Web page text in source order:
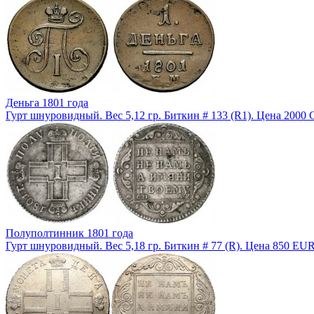
Деньга 1801 года
Гурт шнуровидный. Вес 5,12 гр. Биткин # 133 (R1). Цена 2000
Полуполтинник 1801 года
Гурт шнуровидный. Вес 5,18 гр. Биткин # 77 (R). Цена 850